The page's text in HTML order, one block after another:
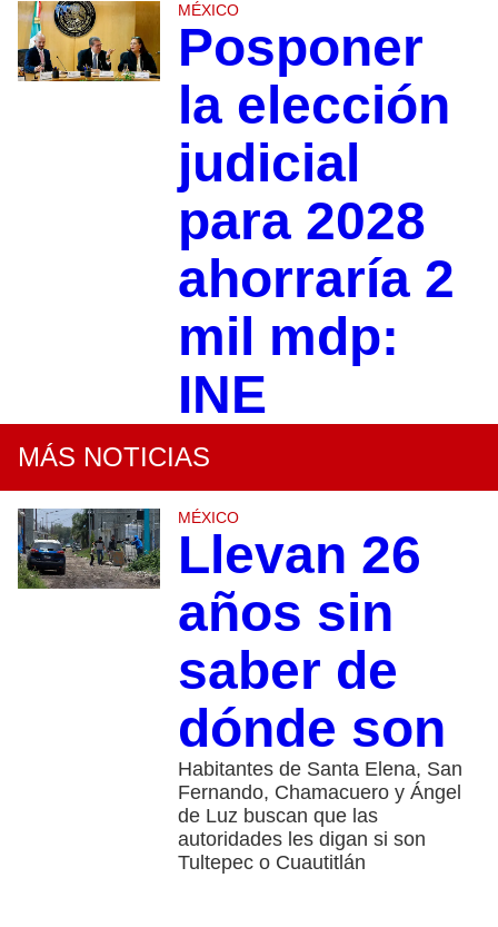
MÉXICO
Posponer
la elección
judicial
para 2028
ahorraría 2
mil mdp:
INE
MÁS NOTICIAS
MÉXICO
Llevan 26
años sin
saber de
dónde son
Habitantes de Santa Elena, San
Fernando, Chamacuero y Ángel
de Luz buscan que las
autoridades les digan si son
Tultepec o Cuautitlán